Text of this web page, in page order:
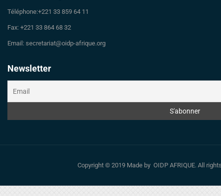
Téléphone:+221 33 859 64 11
Fax: +221 33 864 68 32
Email: secretariat@oidp-afrique.org
Newsletter
Copyright © 2019 Made by OIDP AFRIQUE. All